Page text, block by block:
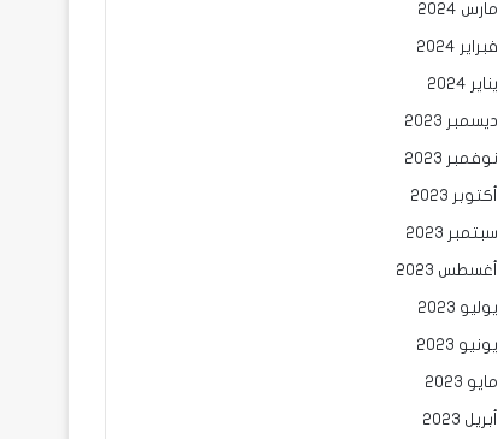
مارس 2024
فبراير 2024
يناير 2024
ديسمبر 2023
نوفمبر 2023
أكتوبر 2023
سبتمبر 2023
أغسطس 2023
يوليو 2023
يونيو 2023
مايو 2023
أبريل 2023